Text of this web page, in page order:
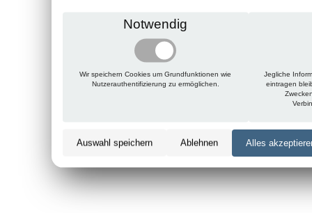
Notwendig
Wir speichern Cookies um Grundfunktionen wie
Nutzerauthentifizierung zu ermöglichen.
Jegliche
eintragen
Auswahl speichern Ablehnen Alles